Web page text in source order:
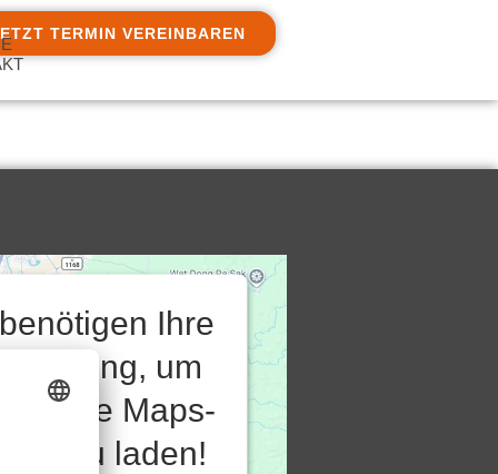
TERMIN VEREINBAREN
Ihre
um
Google Maps-
zu laden!